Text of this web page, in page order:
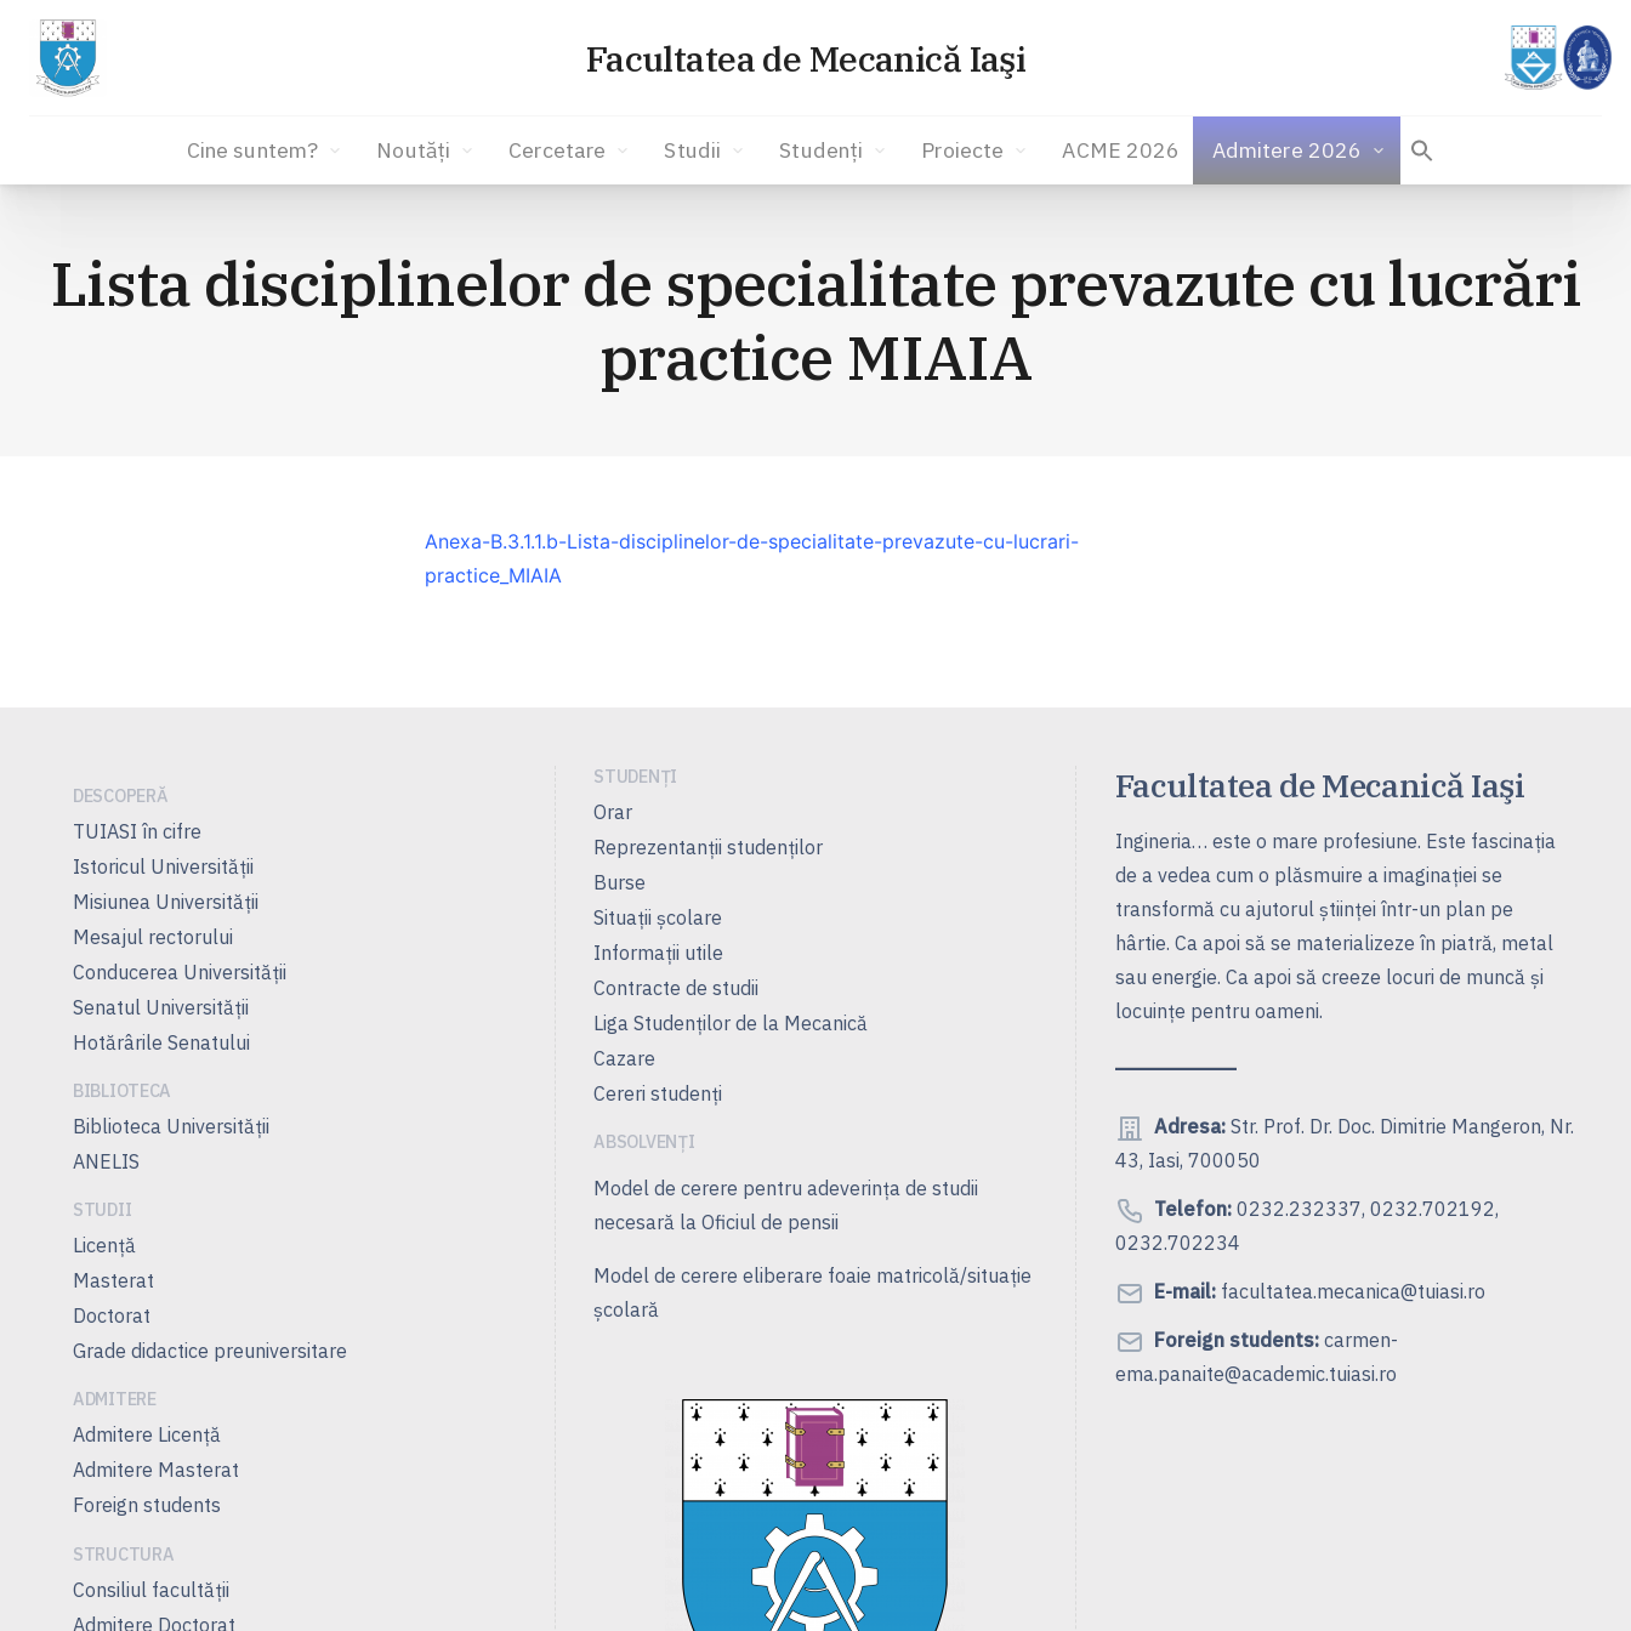
conținut
Facultatea de Mecanică Iaşi
Cine suntem? Noutăți Cercetare Studii Studenți Proiecte ACME 2026 Admitere 2026
Lista disciplinelor de specialitate prevazute cu lucrări
practice MIAIA
Anexa-B.3.1.1.b-Lista-disciplinelor-de-specialitate-prevazute-cu-lucrari-
practice_MIAIA
DESCOPERĂ
TUIASI în cifre
Istoricul Universităţii
Misiunea Universităţii
Mesajul rectorului
Conducerea Universităţii
Senatul Universității
Hotărârile Senatului
BIBLIOTECA
Biblioteca Universității
ANELIS
STUDII
Licență
Masterat
Doctorat
Grade didactice preuniversitare
ADMITERE
Admitere Licenţă
Admitere Masterat
Foreign students
STRUCTURA
Consiliul facultăţii
Admitere Doctorat
STUDENȚI
Orar
Reprezentanţii studenţilor
Burse
Situații școlare
Informații utile
Contracte de studii
Liga Studenţilor de la Mecanică
Cazare
Cereri studenți
ABSOLVENȚI
Model de cerere pentru adeverința de studii
necesară la Oficiul de pensii
Model de cerere eliberare foaie matricolă/situație
școlară
Facultatea de Mecanică Iaşi
Ingineria… este o mare profesiune. Este fascinaţia
de a vedea cum o plăsmuire a imaginaţiei se
transformă cu ajutorul ştiinţei într-un plan pe
hârtie. Ca apoi să se materializeze în piatră, metal
sau energie. Ca apoi să creeze locuri de muncă şi
locuinţe pentru oameni.
Adresa:Str. Prof. Dr. Doc. Dimitrie Mangeron, Nr.
43, Iasi, 700050
Telefon:0232.232337, 0232.702192,
0232.702234
E-mail:facultatea.mecanica@tuiasi.ro
Foreign students:carmen-
ema.panaite@academic.tuiasi.ro